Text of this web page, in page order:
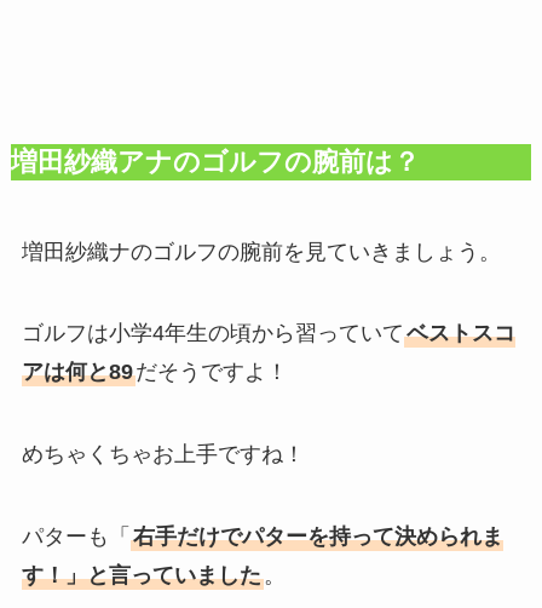
増田紗織アナのゴルフの腕前は？
増田紗織ナのゴルフの腕前を見ていきましょう。
ゴルフは小学4年生の頃から習っていてベストスコ
アは何と89だそうですよ！
めちゃくちゃお上手ですね！
パターも「 右手だけでパターを持って決められま
す！」と言っていました。